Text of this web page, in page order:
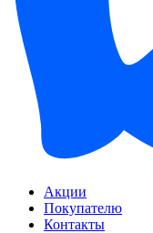
Акции
Покупателю
Контакты